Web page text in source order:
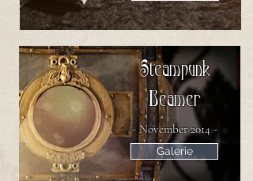
Steampunk
Beamer
- November 2014 -
Galerie